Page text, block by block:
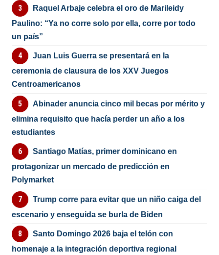
Raquel Arbaje celebra el oro de Marileidy
Paulino: “Ya no corre solo por ella, corre por todo
un país”
Juan Luis Guerra se presentará en la
ceremonia de clausura de los XXV Juegos
Centroamericanos
Abinader anuncia cinco mil becas por mérito y
elimina requisito que hacía perder un año a los
estudiantes
Santiago Matías, primer dominicano en
protagonizar un mercado de predicción en
Polymarket
Trump corre para evitar que un niño caiga del
escenario y enseguida se burla de Biden
Santo Domingo 2026 baja el telón con
homenaje a la integración deportiva regional